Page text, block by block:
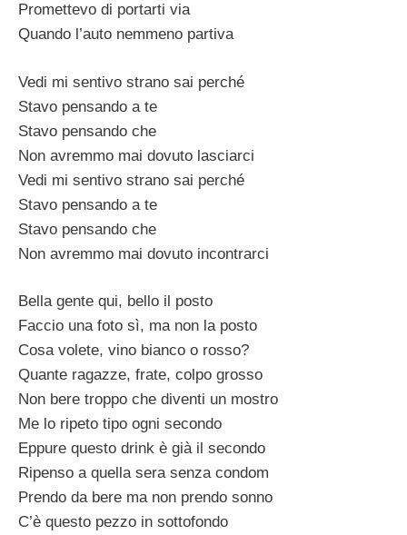
Promettevo di portarti via
Quando l’auto nemmeno partiva
Vedi mi sentivo strano sai perché
Stavo pensando a te
Stavo pensando che
Non avremmo mai dovuto lasciarci
Vedi mi sentivo strano sai perché
Stavo pensando a te
Stavo pensando che
Non avremmo mai dovuto incontrarci
Bella gente qui, bello il posto
Faccio una foto sì, ma non la posto
Cosa volete, vino bianco o rosso?
Quante ragazze, frate, colpo grosso
Non bere troppo che diventi un mostro
Me lo ripeto tipo ogni secondo
Eppure questo drink è già il secondo
Ripenso a quella sera senza condom
Prendo da bere ma non prendo sonno
C’è questo pezzo in sottofondo